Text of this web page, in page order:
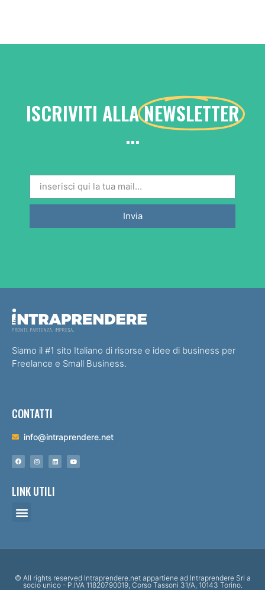
ISCRIVITI ALLANEWSLETTER
...
Invia
Siamo il #1 sito Italiano di risorse e idee di business per
Freelance e Small Business.
CONTATTI
info@intraprendere.net
LINK UTILI
© All rights reserved Intraprendere.net appartiene ad Intraprendere Srl a
socio unico - P.IVA 11820790019, Corso Tassoni 31/A, 10143 Torino.